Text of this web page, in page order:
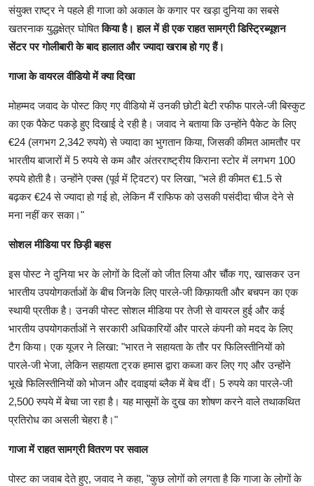
संयुक्त राष्ट्र ने पहले ही गाजा को अकाल के कगार पर खड़ा दुनिया का सबसे
खतरनाक युद्धक्षेत्र घोषितकिया है। हाल में ही एक राहत सामग्री डिस्ट्रिब्यूशन
सेंटर पर गोलीबारी के बाद हालात और ज्यादा खराब हो गए हैं।
गाजा के वायरल वीडियो में क्या दिखा
मोहम्मद जवाद के पोस्ट किए गए वीडियो में उनकी छोटी बेटी रफीफ पारले-जी बिस्कुट
का एक पैकेट पकड़े हुए दिखाई दे रही है। जवाद ने बताया कि उन्होंने पैकेट के लिए
€24 (लगभग 2,342 रुपये) से ज्यादा का भुगतान किया, जिसकी कीमत आमतौर पर
भारतीय बाजारों में 5 रुपये से कम और अंतरराष्ट्रीय किराना स्टोर में लगभग 100
रुपये होती है। उन्होंने एक्स (पूर्व में ट्विटर) पर लिखा, "भले ही कीमत €1.5 से
बढ़कर €24 से ज्यादा हो गई हो, लेकिन मैं राफिफ को उसकी पसंदीदा चीज देने से
मना नहीं कर सका।"
सोशल मीडिया पर छिड़ी बहस
इस पोस्ट ने दुनिया भर के लोगों के दिलों को जीत लिया और चौंक गए, खासकर उन
भारतीय उपयोगकर्ताओं के बीच जिनके लिए पारले-जी किफ़ायती और बचपन का एक
स्थायी प्रतीक है। उनकी पोस्ट सोशल मीडिया पर तेजी से वायरल हुई और कई
भारतीय उपयोगकर्ताओं ने सरकारी अधिकारियों और पारले कंपनी को मदद के लिए
टैग किया। एक यूजर ने लिखा: "भारत ने सहायता के तौर पर फिलिस्तीनियों को
पारले-जी भेजा, लेकिन सहायता ट्रक हमास द्वारा कब्जा कर लिए गए और उन्होंने
भूखे फिलिस्तीनियों को भोजन और दवाइयां ब्लैक में बेच दीं। 5 रुपये का पारले-जी
2,500 रुपये में बेचा जा रहा है। यह मासूमों के दुख का शोषण करने वाले तथाकथित
प्रतिरोध का असली चेहरा है।"
गाजा में राहत सामग्री वितरण पर सवाल
पोस्ट का जवाब देते हुए, जवाद ने कहा, "कुछ लोगों को लगता है कि गाजा के लोगों के